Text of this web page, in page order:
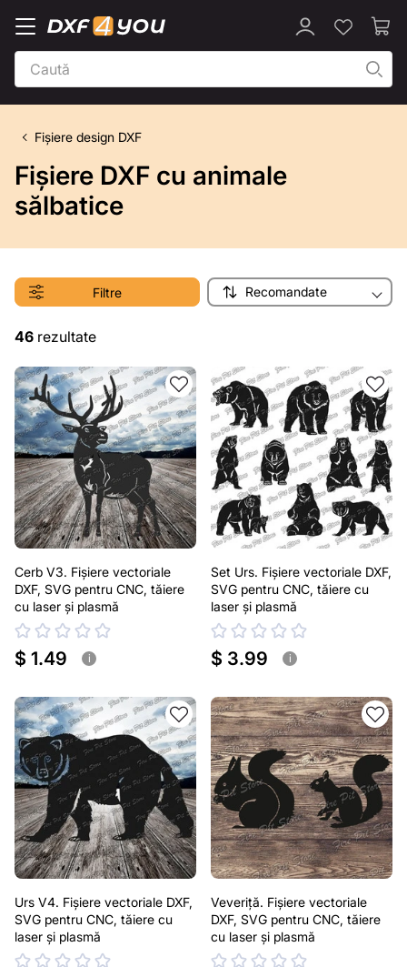
Fișiere design DXF
Fișiere DXF cu animale
sălbatice
Filtre Recomandate
46 rezultate
Cerb V3. Fișiere vectoriale
DXF, SVG pentru CNC, tăiere
cu laser și plasmă
$ 1.49 i
Set Urs. Fișiere vectoriale DXF,
SVG pentru CNC, tăiere cu
laser și plasmă
$ 3.99 i
Urs V4. Fișiere vectoriale DXF,
SVG pentru CNC, tăiere cu
laser și plasmă
Veveriță. Fișiere vectoriale
DXF, SVG pentru CNC, tăiere
cu laser și plasmă